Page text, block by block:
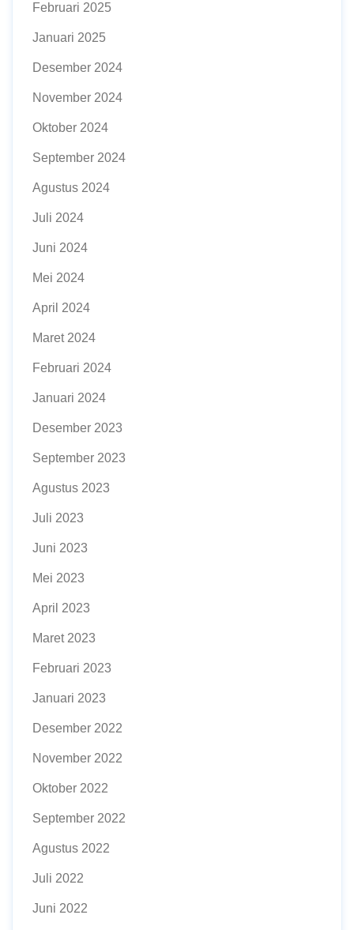
Februari 2025
Januari 2025
Desember 2024
November 2024
Oktober 2024
September 2024
Agustus 2024
Juli 2024
Juni 2024
Mei 2024
April 2024
Maret 2024
Februari 2024
Januari 2024
Desember 2023
September 2023
Agustus 2023
Juli 2023
Juni 2023
Mei 2023
April 2023
Maret 2023
Februari 2023
Januari 2023
Desember 2022
November 2022
Oktober 2022
September 2022
Agustus 2022
Juli 2022
Juni 2022